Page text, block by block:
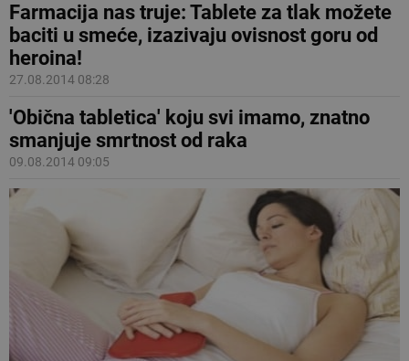
Farmacija nas truje: Tablete za tlak možete
baciti u smeće, izazivaju ovisnost goru od
heroina!
27.08.2014 08:28
'Obična tabletica' koju svi imamo, znatno
smanjuje smrtnost od raka
09.08.2014 09:05